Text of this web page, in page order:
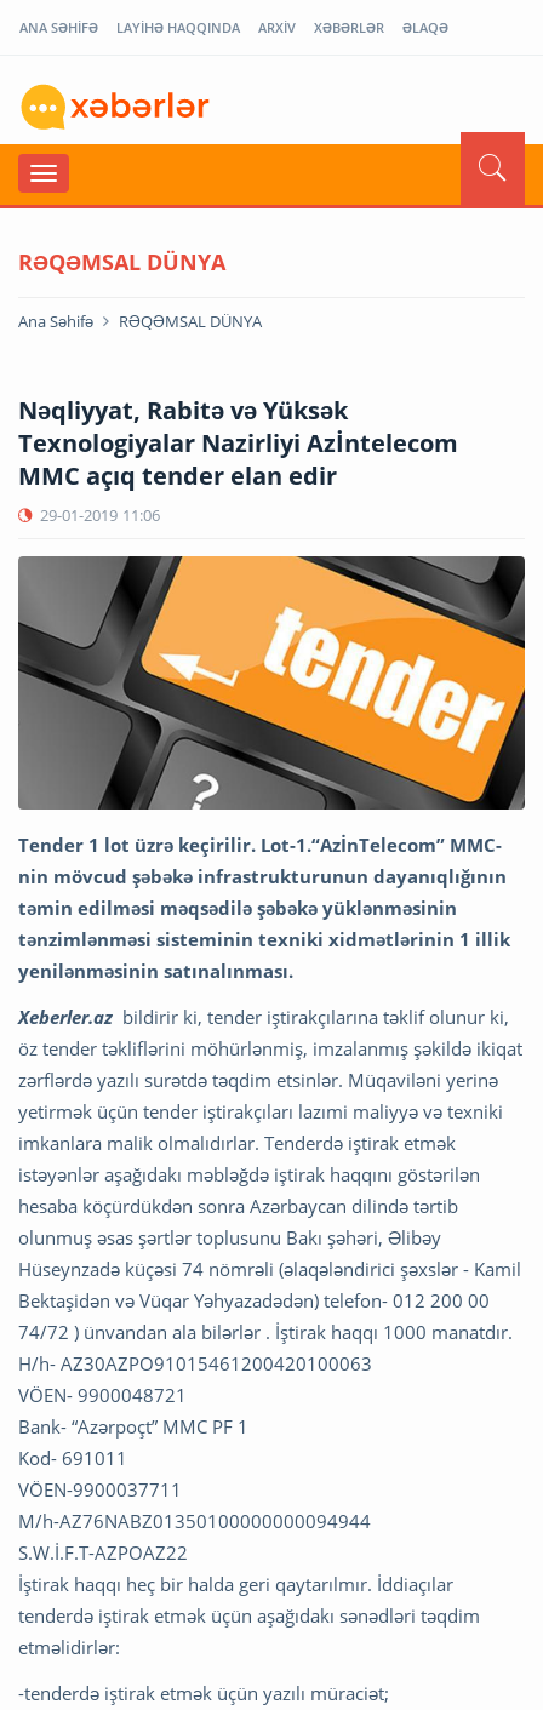
ANA SƏHİFƏ LAYİHƏ HAQQINDA ARXİV XƏBƏRLƏR ƏLAQƏ
RƏQƏMSAL DÜNYA
Ana Səhifə RƏQƏMSAL DÜNYA
Nəqliyyat, Rabitə və Yüksək
Texnologiyalar Nazirliyi Azİntelecom
MMC açıq tender elan edir
29-01-2019 11:06
Tender 1 lot üzrə keçirilir. Lot-1.“AzİnTelecom” MMC-
nin mövcud şəbəkə infrastrukturunun dayanıqlığının
təmin edilməsi məqsədilə şəbəkə yüklənməsinin
tənzimlənməsi sisteminin texniki xidmətlərinin 1 illik
yenilənməsinin satınalınması.
Xeberler.az bildirir ki, tender iştirakçılarına təklif olunur ki,
öz tender təkliflərini möhürlənmiş, imzalanmış şəkildə ikiqat
zərflərdə yazılı surətdə təqdim etsinlər. Müqaviləni yerinə
yetirmək üçün tender iştirakçıları lazımi maliyyə və texniki
imkanlara malik olmalıdırlar. Tenderdə iştirak etmək
istəyənlər aşağıdakı məbləğdə iştirak haqqını göstərilən
hesaba köçürdükdən sonra Azərbaycan dilində tərtib
olunmuş əsas şərtlər toplusunu Bakı şəhəri, Əlibəy
Hüseynzadə küçəsi 74 nömrəli (əlaqələndirici şəxslər - Kamil
Bektaşidən və Vüqar Yəhyazadədən) telefon- 012 200 00
74/72 ) ünvandan ala bilərlər . İştirak haqqı 1000 manatdır.
H/h- AZ30AZPO91015461200420100063
VÖEN- 9900048721
Bank- “Azərpoçt” MMC PF 1
Kod- 691011
VÖEN-9900037711
M/h-AZ76NABZ01350100000000094944
S.W.İ.F.T-AZPOAZ22
İştirak haqqı heç bir halda geri qaytarılmır. İddiaçılar
tenderdə iştirak etmək üçün aşağıdakı sənədləri təqdim
etməlidirlər:
-tenderdə iştirak etmək üçün yazılı müraciət;